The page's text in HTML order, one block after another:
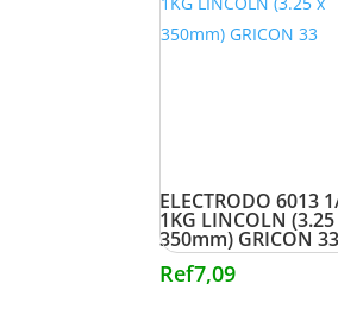
ELECTRODO 6013
1KG LINCOLN
350mm) GRICON 33
Ref7,09